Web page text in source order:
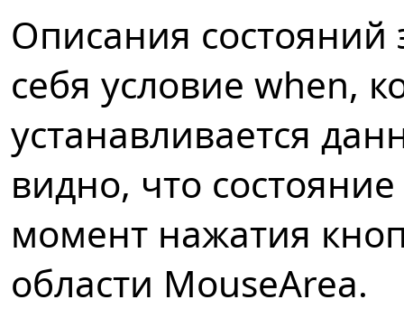
Описания
себя условие when,
устанавливается
видно, что
момент нажатия
области MouseArea.